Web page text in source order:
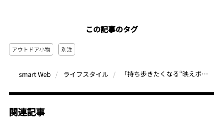
この記事のタグ
アウトドア小物 別注
smart Web ライフスタイル 「持ち歩きたくなる“映えボトル”」おしゃれアートワークをまとった別注ナルゲンボトルは耐熱＆耐冷性もバッチリ
関連記事